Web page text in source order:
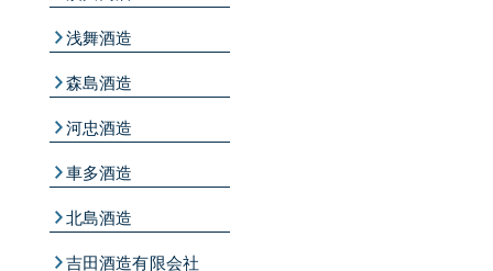
浅舞酒造
森島酒造
河忠酒造
車多酒造
北島酒造
吉田酒造有限会社